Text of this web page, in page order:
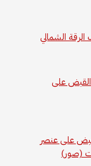
الشمالي
على
على عنصر
(صور)